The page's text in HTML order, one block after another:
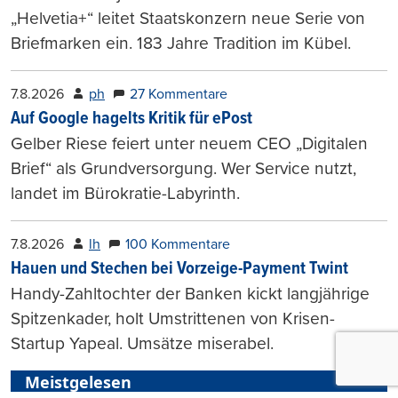
„Helvetia+“ leitet Staatskonzern neue Serie von
Briefmarken ein. 183 Jahre Tradition im Kübel.
7.8.2026 ph 27 Kommentare
Auf Google hagelts Kritik für ePost
Gelber Riese feiert unter neuem CEO „Digitalen
Brief“ als Grundversorgung. Wer Service nutzt,
landet im Bürokratie-Labyrinth.
7.8.2026 lh 100 Kommentare
Hauen und Stechen bei Vorzeige-Payment Twint
Handy-Zahltochter der Banken kickt langjährige
Spitzenkader, holt Umstrittenen von Krisen-
Startup Yapeal. Umsätze miserabel.
Meistgelesen